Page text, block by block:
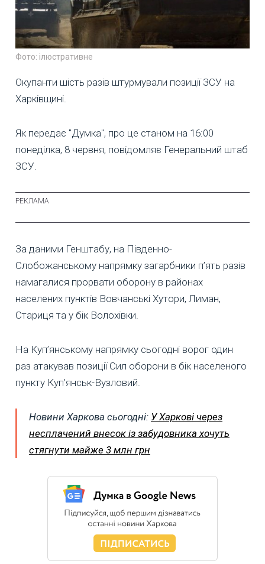
Фото: ілюстративне
Окупанти шість разів штурмували позиції ЗСУ на
Харківщині.
Як передає "Думка", про це станом на 16:00
понеділка, 8 червня, повідомляє Генеральний штаб
ЗСУ.
За даними Генштабу, на Південно-
Слобожанському напрямку загарбники п’ять разів
намагалися прорвати оборону в районах
населених пунктів Вовчанські Хутори, Лиман,
Стариця та у бік Волохівки.
На Куп’янському напрямку сьогодні ворог один
раз атакував позиції Сил оборони в бік населеного
пункту Куп’янськ-Вузловий.
Новини Харкова сьогодні: У Харкові через
несплачений внесок із забудовника хочуть
стягнути майже 3 млн грн